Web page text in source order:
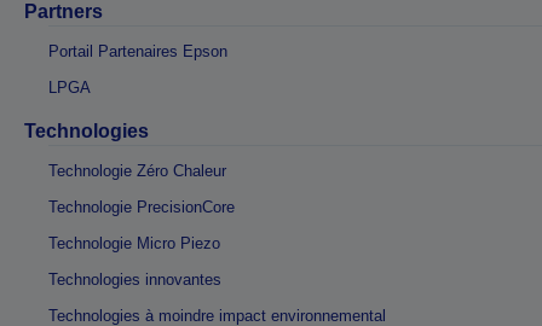
Partners
Portail Partenaires Epson
LPGA
Technologies
Technologie Zéro Chaleur
Technologie PrecisionCore
Technologie Micro Piezo
Technologies innovantes
Technologies à moindre impact environnemental